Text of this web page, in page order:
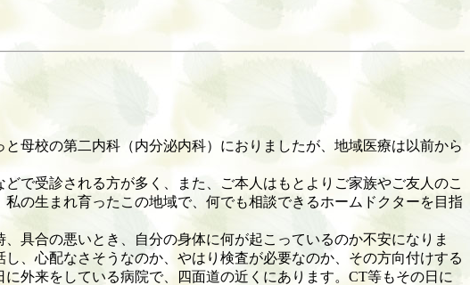
母校の第二内科（内分泌内科）におりましたが、地域医療は以前から
で受診される方が多く、また、ご本人はもとよりご家族やご友人のこ
の生まれ育ったこの地域で、何でも相談できるホームドクターを目指
具合の悪いとき、自分の身体に何が起こっているのか不安になりま
、心配なさそうなのか、やはり検査が必要なのか、その方向付けする
外来をしている病院で、四面道の近くにあります。CT等もその日に